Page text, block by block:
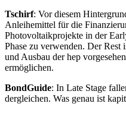
Tschirf: Vor diesem
Anleihemittel für die
Photovoltaikprojekte in der
Phase zu verwenden. Der
und Ausbau der hep
ermöglichen.
BondGuide: In Late Stage
dergleichen. Was genau ist